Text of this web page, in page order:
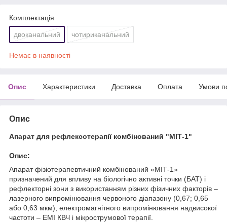
Комплектація
двоканальний чотириканальний
Немає в наявності
Опис Характеристики Доставка Оплата Умови
Опис
Апарат для рефлексотерапії комбінований "МІТ-1"
Опис:
Апарат фізіотерапевтичний комбінований «МІТ-1»
призначений для впливу на біологічно активні точки (БАТ) і
рефлекторні зони з використанням різних фізичних факторів –
лазерного випромінювання червоного діапазону (0,67; 0,65
або 0,63 мкм), електромагнітного випромінювання надвисокої
частоти – ЕМІ КВЧ і мікрострумової терапії.